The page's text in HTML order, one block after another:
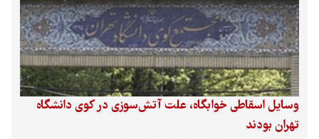
اسقاطی خوابگاه، علت آتش‌سوزی در کوی دانشگاه
بودند